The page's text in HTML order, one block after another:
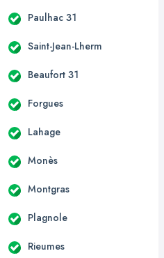
Paulhac 31
Saint-Jean-Lherm
Beaufort 31
Forgues
Lahage
Monès
Montgras
Plagnole
Rieumes